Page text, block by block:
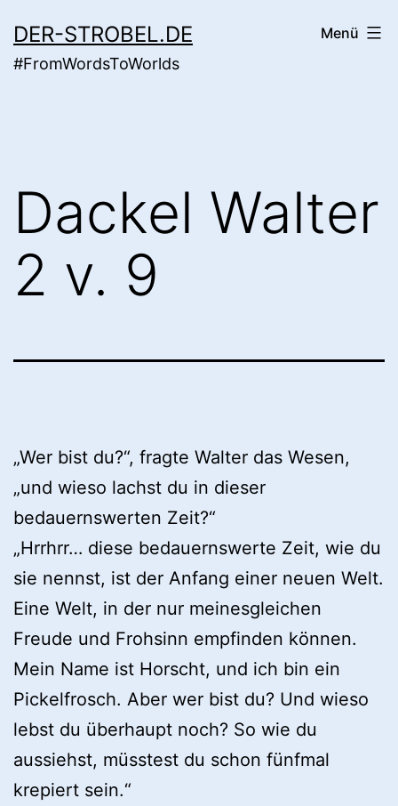
Inhalt
springen
DER-STROBEL.DE
#FromWordsToWorlds
Menü
Dackel Walter
2 v. 9
„Wer bist du?“, fragte Walter das Wesen,
„und wieso lachst du in dieser
bedauernswerten Zeit?“
„Hrrhrr… diese bedauernswerte Zeit, wie du
sie nennst, ist der Anfang einer neuen Welt.
Eine Welt, in der nur meinesgleichen
Freude und Frohsinn empfinden können.
Mein Name ist Horscht, und ich bin ein
Pickelfrosch. Aber wer bist du? Und wieso
lebst du überhaupt noch? So wie du
aussiehst, müsstest du schon fünfmal
krepiert sein.“